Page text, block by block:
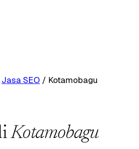
Jasa SEO / Kotamobagu
Kotamobagu